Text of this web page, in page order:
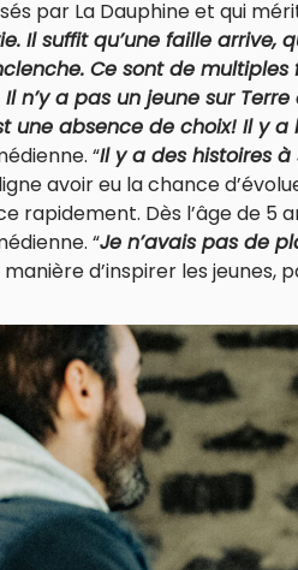
par La Dauphine et qui
Il suffit qu’une faille
Ce sont de
Il n’y a pas un jeune sur
une absence de choix! Il y
“Il y a des histoires
avoir eu la chance
rapidement. Dès l’âge de 5
“Je n’avais pas de
d’inspirer les jeunes,